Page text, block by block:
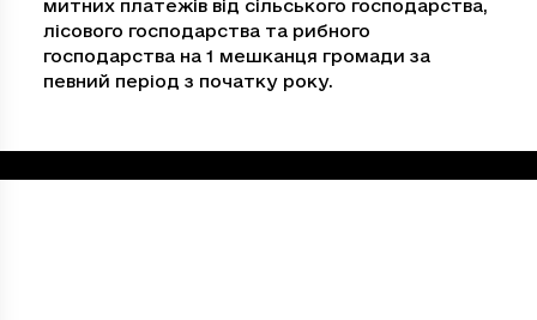
митних платежів від сільського господарства,
лісового господарства та рибного
господарства на 1 мешканця громади за
певний період з початку року.